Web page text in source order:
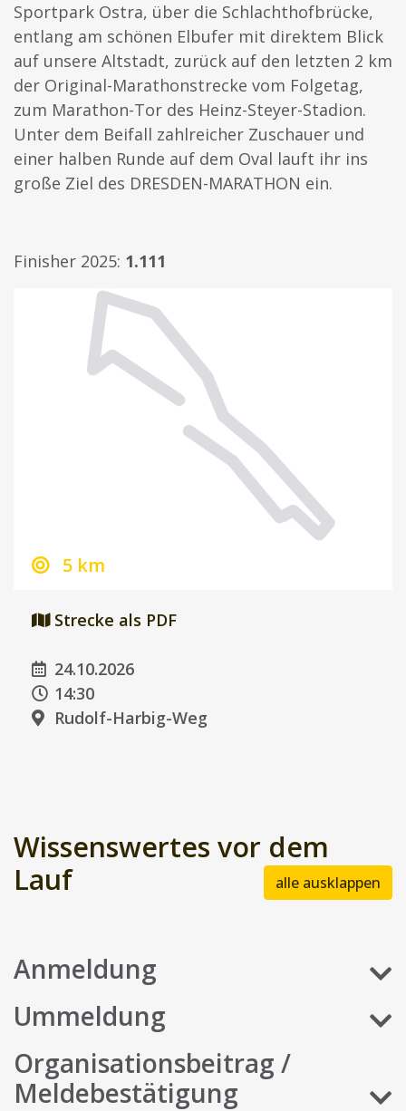
Sportpark Ostra, über die Schlachthofbrücke,
entlang am schönen Elbufer mit direktem Blick
auf unsere Altstadt, zurück auf den letzten 2 km
der Original-Marathonstrecke vom Folgetag,
zum Marathon-Tor des Heinz-Steyer-Stadion.
Unter dem Beifall zahlreicher Zuschauer und
einer halben Runde auf dem Oval lauft ihr ins
große Ziel des DRESDEN-MARATHON ein.
Finisher 2025: 1.111
5 km
Strecke als PDF
24.10.2026
14:30
Rudolf-Harbig-Weg
Wissenswertes vor dem
Lauf
alle ausklappen
Anmeldung
Ummeldung
Organisationsbeitrag /
Meldebestätigung